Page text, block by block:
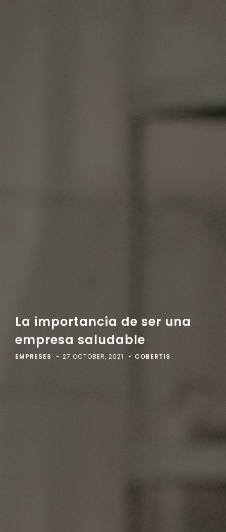
La importancia de ser una
empresa saludable
EMPRESES 27 OCTOBER, 2021 COBERTIS